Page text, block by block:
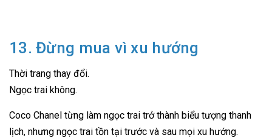
13. Đừng mua vì xu hướng
Thời trang thay đổi.
Ngọc trai không.
Coco Chanel từng làm ngọc trai trở thành biểu tượng thanh
lịch, nhưng ngọc trai tồn tại trước và sau mọi xu hướng.